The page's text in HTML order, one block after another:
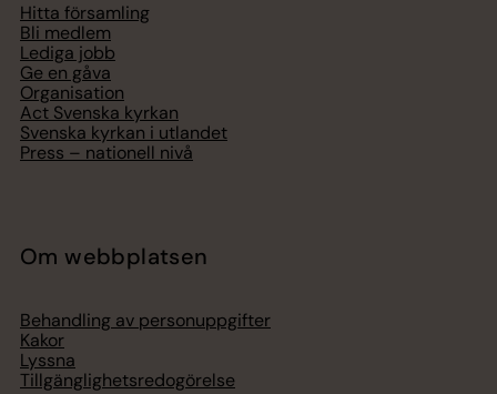
Hitta församling
Bli medlem
Lediga jobb
Ge en gåva
Organisation
Act Svenska kyrkan
Svenska kyrkan i utlandet
Press – nationell nivå
Om webbplatsen
Behandling av personuppgifter
Kakor
Lyssna
Tillgänglighetsredogörelse